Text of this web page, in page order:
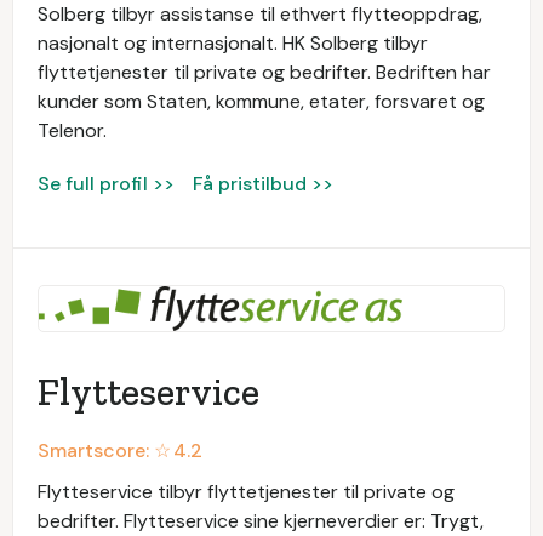
Solberg tilbyr assistanse til ethvert flytteoppdrag,
nasjonalt og internasjonalt. HK Solberg tilbyr
flyttetjenester til private og bedrifter. Bedriften har
kunder som Staten, kommune, etater, forsvaret og
Telenor.
Se full profil >> Få pristilbud >>
Flytteservice
Smartscore: ☆4.2
Flytteservice tilbyr flyttetjenester til private og
bedrifter. Flytteservice sine kjerneverdier er: Trygt,